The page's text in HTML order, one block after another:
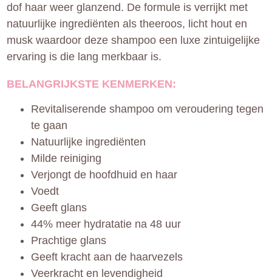
dof haar weer glanzend. De formule is verrijkt met
natuurlijke ingrediënten als theeroos, licht hout en
musk waardoor deze shampoo een luxe zintuigelijke
ervaring is die lang merkbaar is.
BELANGRIJKSTE KENMERKEN:
Revitaliserende shampoo om veroudering tegen
te gaan
Natuurlijke ingrediënten
Milde reiniging
Verjongt de hoofdhuid en haar
Voedt
Geeft glans
44% meer hydratatie na 48 uur
Prachtige glans
Geeft kracht aan de haarvezels
Veerkracht en levendigheid